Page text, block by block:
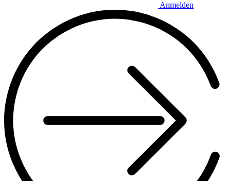
Anmelden